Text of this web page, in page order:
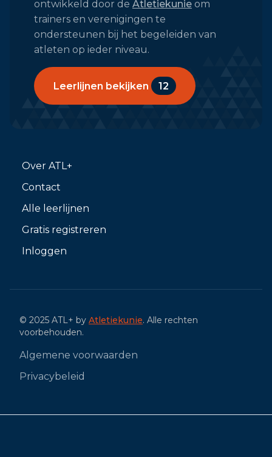
ontwikkeld door de Atletiekunie om
trainers en verenigingen te
ondersteunen bij het begeleiden van
atleten op ieder niveau.
Leerlijnen bekijken 12
Over ATL+
Contact
Alle leerlijnen
Gratis registreren
Inloggen
© 2025 ATL+ by Atletiekunie. Alle rechten
voorbehouden.
Algemene voorwaarden
Privacybeleid